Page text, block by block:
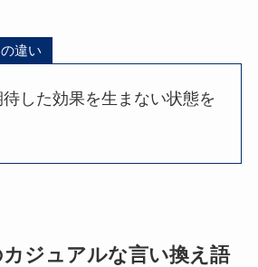
違い
した効果を生まない状態を
ジュアルな言い換え語